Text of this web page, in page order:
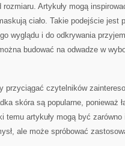
Artykuły mogą
ciało. Takie podejście jest
wyglądu i do odkrywania
budować na odwadze w
przyciągać czytelników
skóra są popularne, ponieważ
temu artykuły mogą być
ale może spróbować